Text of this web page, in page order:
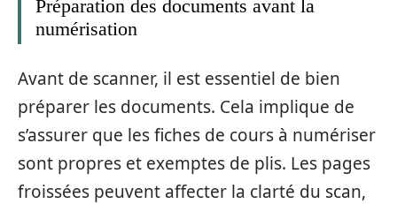
Préparation des documents avant la
numérisation
Avant de scanner, il est essentiel de bien
préparer les documents. Cela implique de
s’assurer que les fiches de cours à numériser
sont propres et exemptes de plis. Les pages
froissées peuvent affecter la clarté du scan,